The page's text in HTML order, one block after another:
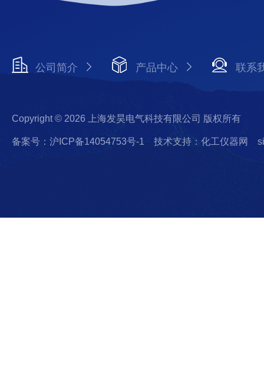
公司简介 产品中心 联系
Copyright © 2026 上海发昊电气科技有限公司 版权所有
备案号：沪ICP备14054753号-1 技术支持：化工仪器网